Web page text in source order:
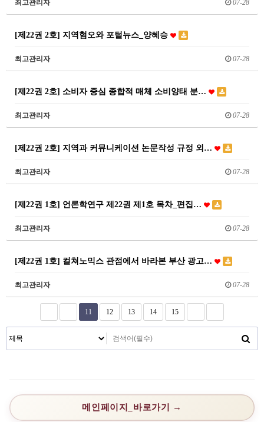
최고관리자 07-28
[제22권 2호] 지역혐오와 포털뉴스_양혜승
최고관리자 07-28
[제22권 2호] 소비자 중심 종합적 매체 소비양태 분…
최고관리자 07-28
[제22권 2호] 지역과 커뮤니케이션 논문작성 규정 외…
최고관리자 07-28
[제22권 1호] 언론학연구 제22권 제1호 목차_편집…
최고관리자 07-28
[제22권 1호] 컬쳐노믹스 관점에서 바라본 부산 광고…
최고관리자 07-28
11 12 13 14 15
메인페이지_바로가기 →